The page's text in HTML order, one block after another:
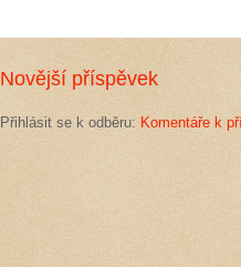
Novější příspěvek
Přihlásit se k odběru: Komentáře k